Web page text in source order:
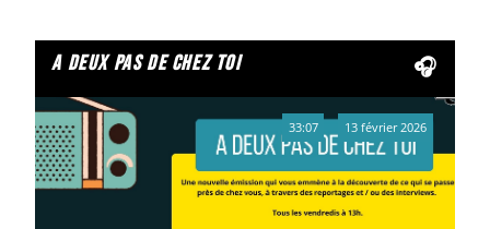
a deux pas de chez toi
33:07 13 février 2026